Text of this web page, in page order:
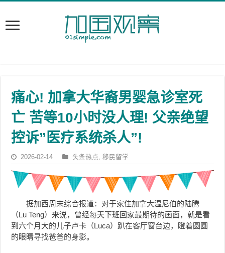
痛心! 加拿大华裔男婴急诊室死
亡 苦等10小时没人理! 父亲绝望
控诉”医疗系统杀人”!
2026-02-14 头条热点,移民留学
据加西周末综合报道：对于家住加拿大温尼伯的陆腾
（Lu Teng）来说，曾经每天下班回家最期待的画面，就是看
到六个月大的儿子卢卡（Luca）趴在客厅窗台边，瞪着圆圆
的眼睛寻找爸爸的身影。